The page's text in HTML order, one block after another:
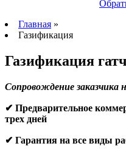
Главная »
Газификация
Газификация
Сопровождение заказчика
✔ Предварительное
трех дней
✔ Гарантия на все виды